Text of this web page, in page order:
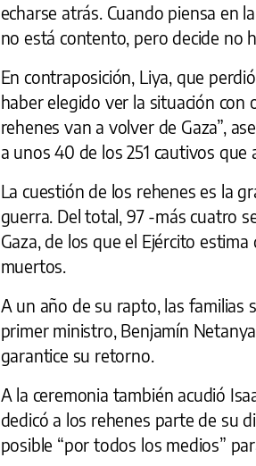
echarse atrás. Cuando piensa en
no está contento, pero decide no
En contraposición, Liya, que
haber elegido ver la situación con
rehenes van a volver de Gaza”,
a unos 40 de los 251 cautivos que
La cuestión de los rehenes es la
guerra. Del total, 97 -más cuatro
Gaza, de los que el Ejército
muertos.
A un año de su rapto, las familias
primer ministro, Benjamín
garantice su retorno.
A la ceremonia también acudió
dedicó a los rehenes parte de su
posible “por todos los medios”